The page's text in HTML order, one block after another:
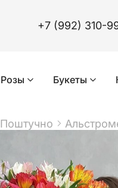
+7 (992) 310-
Розы Букеты
Поштучно